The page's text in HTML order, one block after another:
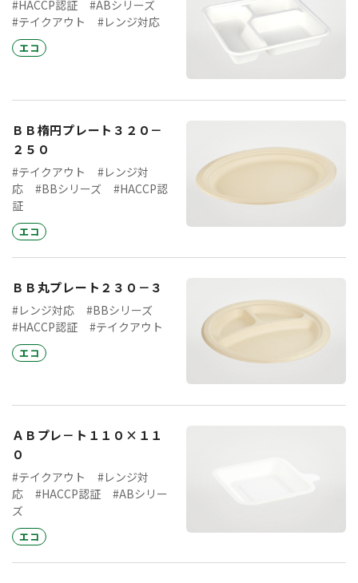
#HACCP認証
#ABシリーズ
#テイクアウト
#レンジ対応
エコ
ＢＢ楕円プレート３２０－
２５０
#テイクアウト
#レンジ対
応
#BBシリーズ
#HACCP認
証
エコ
ＢＢ丸プレート２３０－３
#レンジ対応
#BBシリーズ
#HACCP認証
#テイクアウト
エコ
ＡＢプレ－ト１１０×１１
０
#テイクアウト
#レンジ対
応
#HACCP認証
#ABシリー
ズ
エコ